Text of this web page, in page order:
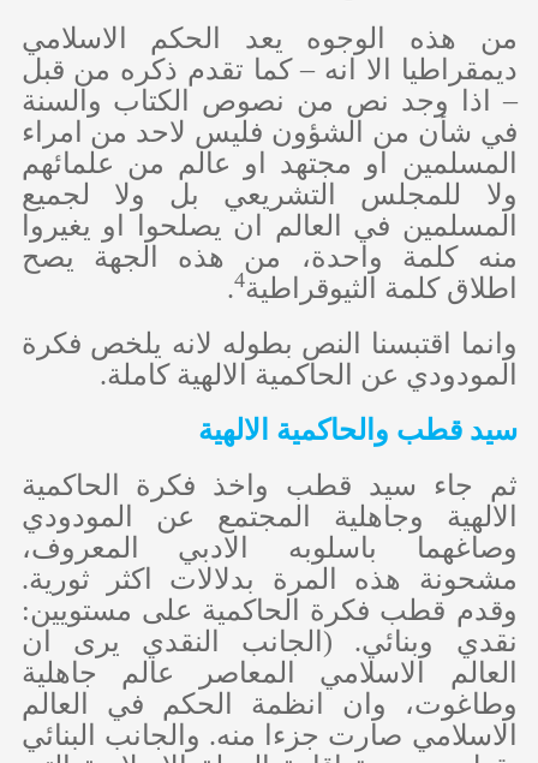
من هذه الوجوه يعد الحكم الاسلامي
ديمقراطيا الا انه – كما تقدم ذكره من قبل
– اذا وجد نص من نصوص الكتاب والسنة
في شأن من الشؤون فليس لاحد من امراء
المسلمين او مجتهد او عالم من علمائهم
ولا للمجلس التشريعي بل ولا لجميع
المسلمين في العالم ان يصلحوا او يغيروا
منه كلمة واحدة، من هذه الجهة يصح
اطلاق كلمة الثيوقراطية4
.
وانما اقتبسنا النص بطوله لانه يلخص فكرة
المودودي عن الحاكمية الالهية كاملة.
سيد قطب والحاكمية الالهية
ثم جاء سيد قطب واخذ فكرة الحاكمية
الالهية وجاهلية المجتمع عن المودودي
وصاغهما باسلوبه الادبي المعروف،
مشحونة هذه المرة بدلالات اكثر ثورية.
وقدم قطب فكرة الحاكمية على مستويين:
نقدي وبنائي. (الجانب النقدي يرى ان
العالم الاسلامي المعاصر عالم جاهلية
وطاغوت، وان انظمة الحكم في العالم
الاسلامي صارت جزءا منه. والجانب البنائي